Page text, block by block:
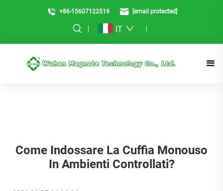
+86-15607122519 [email protected]
IT
Come Indossare La Cuffia Monouso
In Ambienti Controllati?